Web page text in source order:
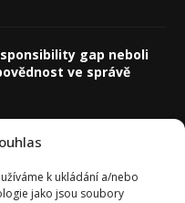
k ukládání a/nebo
jako jsou soubory
gap neboli
ve správě